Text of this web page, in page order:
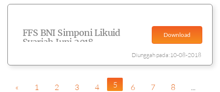
FFS BNI Simponi Likuid
Syariah Juni 2018
Download
Diunggah pada:10-08-2018
« 1 2 3 4 5 6 7 8
...